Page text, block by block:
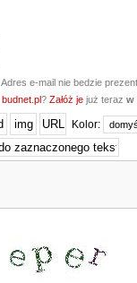
Adres e-mail nie bedzie
budnet.pl? Załóż je już teraz w
Kolor: